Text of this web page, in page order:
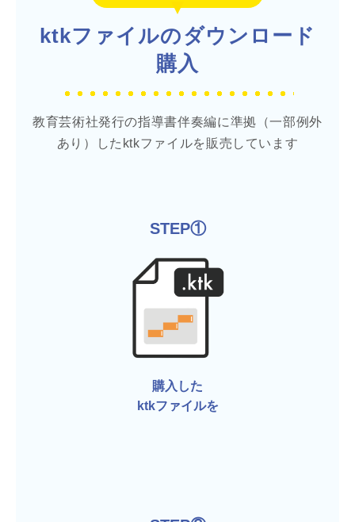
ktkファイルのダウンロード
購入
教育芸術社発行の指導書伴奏編に準拠（一部例外
あり）したktkファイルを販売しています
STEP①
購入した
ktkファイルを